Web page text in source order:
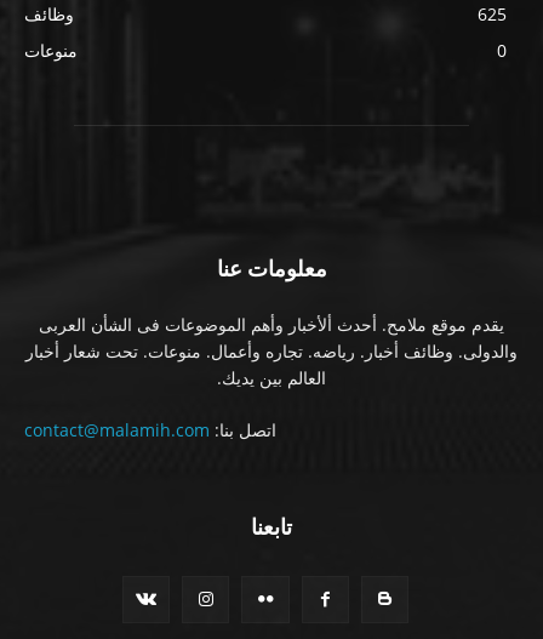
وظائف
625
منوعات
0
معلومات عنا
يقدم موقع ملامح. أحدث ألأخبار وأهم الموضوعات فى الشأن العربى
والدولى. وظائف أخبار. رياضه. تجاره وأعمال. منوعات. تحت شعار أخبار
العالم بين يديك.
اتصل بنا: contact@malamih.com
تابعنا